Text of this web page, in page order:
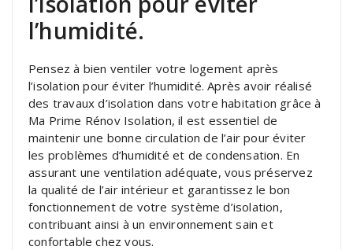
l’humidité.
Pensez à bien ventiler votre logement après
l’isolation pour éviter l’humidité. Après avoir réalisé
des travaux d’isolation dans votre habitation grâce à
Ma Prime Rénov Isolation, il est essentiel de
maintenir une bonne circulation de l’air pour éviter
les problèmes d’humidité et de condensation. En
assurant une ventilation adéquate, vous préservez
la qualité de l’air intérieur et garantissez le bon
fonctionnement de votre système d’isolation,
contribuant ainsi à un environnement sain et
confortable chez vous.